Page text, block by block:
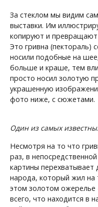
За стеклом мы видим
выставки. Им
копируют и превращают
Это гривна (пектораль)
носили подобные на
больше и краше, тем
просто носил золотую
украшенную
фото ниже, с сюжетами.
Один из самых
Несмотря на то что
раз, в
картины перехватывает
народа, который жил на
этом золотом
всего, что находится в